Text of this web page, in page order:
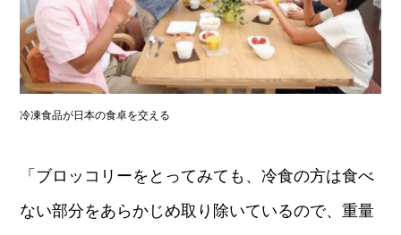
冷凍食品が日本の食卓を交える
「ブロッコリーをとってみても、冷食の方は食べ
ない部分をあらかじめ取り除いているので、重量